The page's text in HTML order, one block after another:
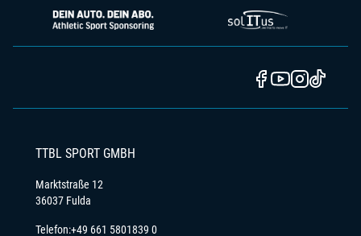
TTBL SPORT GMBH
Marktstraße 12
36037 Fulda
Telefon:+49 661 5801839 0